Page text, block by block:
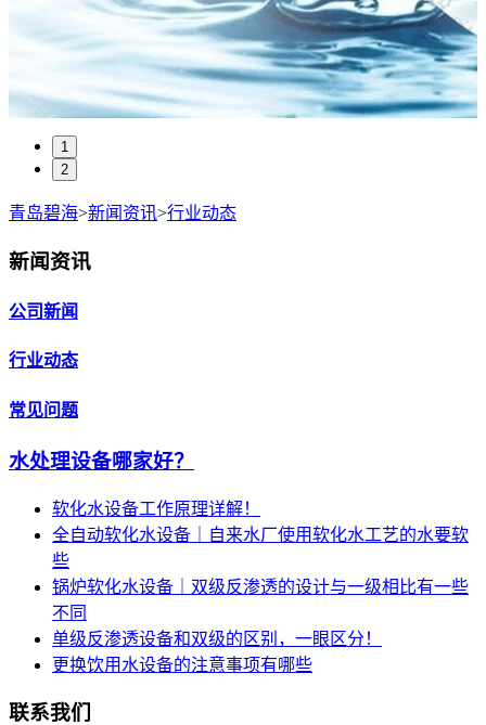
1
2
青岛碧海>新闻资讯>行业动态
新闻资讯
公司新闻
行业动态
常见问题
水处理设备哪家好？
软化水设备工作原理详解！
全自动软化水设备｜自来水厂使用软化水工艺的水要软
些
锅炉软化水设备｜双级反渗透的设计与一级相比有一些
不同
单级反渗透设备和双级的区别，一眼区分！
更换饮用水设备的注意事项有哪些
联系我们